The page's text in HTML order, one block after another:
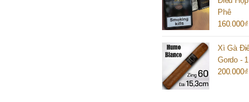
Phê
160.000₫
Xì Gà
Gordo -
200.000₫